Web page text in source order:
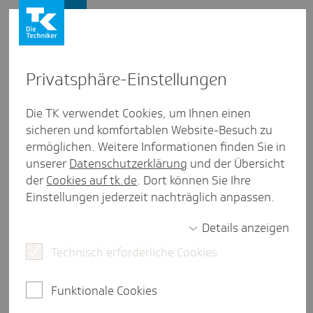
TK-Gesund­heits­re­port 2025 -
Macht das Wetter krank? Der
Einfluss des Klima­wan­dels auf
Artikel
eine Minute Lesezeit
Presse und Politik Gesundheitsstudien
Privat­sphäre-Einstel­lungen
Die TK verwendet Cookies, um Ihnen einen
sicheren und komfortablen Website-Besuch zu
ermöglichen. Weitere Informationen finden Sie in
unserer Datenschutzerklärung und der Übersicht
der Cookies auf tk.de. Dort können Sie Ihre
Einstellungen jederzeit nachträglich anpassen.
Details anzeigen
Technisch erforderliche Cookies
Funktionale Cookies